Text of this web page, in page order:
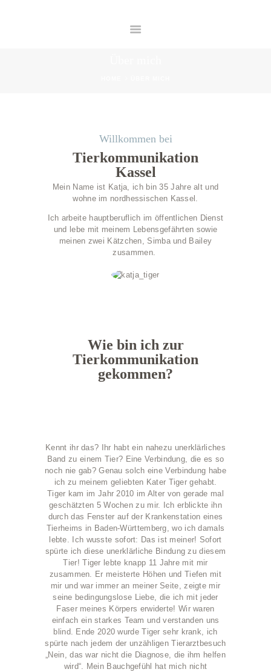
Willkommen bei
Tierkommunikation
Kassel
Mein Name ist Katja, ich bin 35 Jahre alt und
wohne im nordhessischen Kassel.
Ich arbeite hauptberuflich im öffentlichen Dienst
und lebe mit meinem Lebensgefährten sowie
meinen zwei Kätzchen, Simba und Bailey
zusammen.
Wie bin ich zur
Tierkommunikation
gekommen?
Kennt ihr das? Ihr habt ein nahezu unerklärliches
Band zu einem Tier? Eine Verbindung, die es so
noch nie gab? Genau solch eine Verbindung habe
ich zu meinem geliebten Kater Tiger gehabt.
Tiger kam im Jahr 2010 im Alter von gerade mal
geschätzten 5 Wochen zu mir. Ich erblickte ihn
durch das Fenster auf der Krankenstation eines
Tierheims in Baden-Württemberg, wo ich damals
lebte. Ich wusste sofort: Das ist meiner! Sofort
spürte ich diese unerklärliche Bindung zu diesem
Tier! Tiger lebte knapp 11 Jahre mit mir
zusammen. Er meisterte Höhen und Tiefen mit
mir und war immer an meiner Seite, zeigte mir
seine bedingungslose Liebe, die ich mit jeder
Faser meines Körpers erwiderte! Wir waren
einfach ein starkes Team und verstanden uns
blind. Ende 2020 wurde Tiger sehr krank, ich
spürte nach jedem der unzähligen Tierarztbesuch
„Nein, das war nicht die Diagnose, die ihm helfen
wird“. Mein Bauchgefühl hat mich nicht